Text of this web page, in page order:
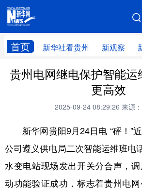
首页 新华社看贵州 新观察
网站地图
新华社看贵州 新观察 新动
贵州领导
直播
畅游贵州 数字贵州 律动贵
光影贵州 部门之窗 县区直
贵州电网继电保护智能运
更高效
2025-09-24 08:29:26 来源
新华网贵阳9月24日电 “砰！”
公司遵义供电局二次智能运维班电
水变电站现场发出开关分合声，
动功能验证成功，标志着贵州电